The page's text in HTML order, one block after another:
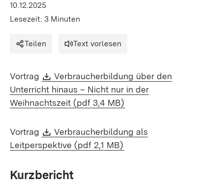
10.12.2025
Lesezeit: 3 Minuten
Teilen Text vorlesen
Vortrag Download:
Verbraucherbildung über den
Unterricht hinaus – Nicht nur in der
Weihnachtszeit (pdf 3,4 MB)
Vortrag Download:
Verbraucherbildung als
Leitperspektive (pdf 2,1 MB)
Kurzbericht